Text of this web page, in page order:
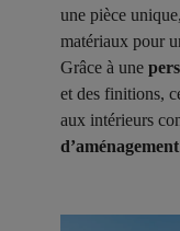
une pièce
matériaux pour
Grâce à une
et des finitions,
aux intérieurs